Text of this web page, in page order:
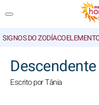
SIGNOS DO ZODÍACO
Escrito por Tânia